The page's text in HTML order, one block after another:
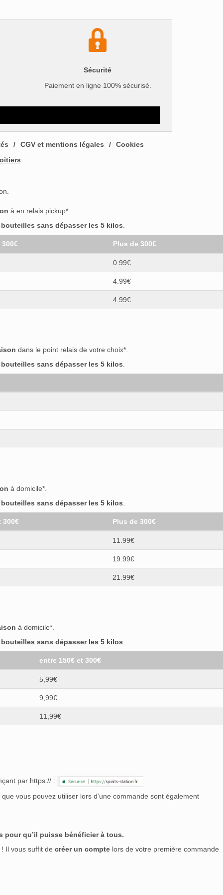
Sécurité
Paiement en ligne 100% sécurisé.
CGV et mentions légales
Cookies
à en relais pickup*.
sans dépasser les 5 kilos
Plus de 300€
0.99€
4.99€
4.99€
dans le point relais de votre choix*.
sans dépasser les 5 kilos
à domicile*.
sans dépasser les 5 kilos
300€ Plus de 300€
11.99€
19.99€
21.99€
à domicile*.
sans dépasser les 5 kilos
entre 150€ et 300€
5,99€
9,99€
11,99€
par https:// :
vous pouvez utiliser lors d’une commande sont également
pour qu’il puisse bénéficier à tous.
! Il vous suffit de créer un compte lors de votre première commande